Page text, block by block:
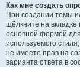
Как мне создать
При создании темы
щёлкните на
основной формой
используемого
не имеете прав на
варианта ответа в